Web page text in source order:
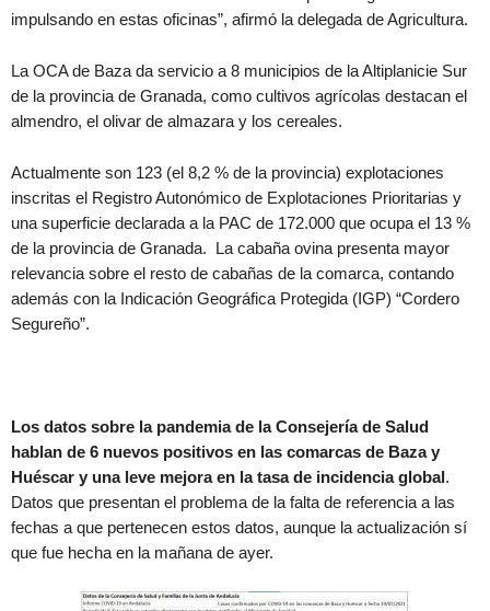
impulsando en estas oficinas”, afirmó la delegada de Agricultura.
La OCA de Baza da servicio a 8 municipios de la Altiplanicie Sur
de la provincia de Granada, como cultivos agrícolas destacan el
almendro, el olivar de almazara y los cereales.
Actualmente son 123 (el 8,2 % de la provincia) explotaciones
inscritas el Registro Autonómico de Explotaciones Prioritarias y
una superficie declarada a la PAC de 172.000 que ocupa el 13 %
de la provincia de Granada. La cabaña ovina presenta mayor
relevancia sobre el resto de cabañas de la comarca, contando
además con la Indicación Geográfica Protegida (IGP) “Cordero
Segureño”.
Los datos sobre la pandemia de la Consejería de Salud
hablan de 6 nuevos positivos en las comarcas de Baza y
Huéscar y una leve mejora en la tasa de incidencia global.
Datos que presentan el problema de la falta de referencia a las
fechas a que pertenecen estos datos, aunque la actualización sí
que fue hecha en la mañana de ayer.